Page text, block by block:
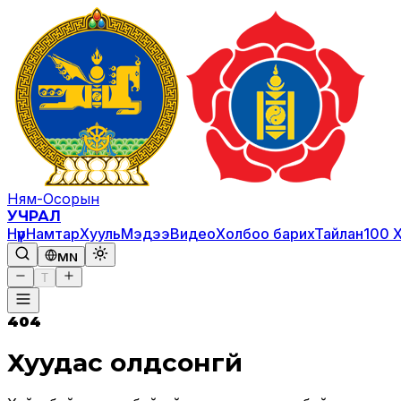
Ням-Осорын
УЧРАЛ
НүүрНамтарХуульМэдээВидеоХолбоо барихТайлан100
MN
T
404
Хуудас олдсонгүй